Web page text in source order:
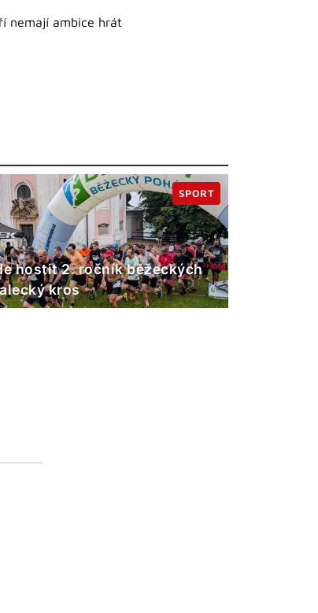
nemají ambice hrát
hostit 2. ročník běžeckých
kros
SPORT